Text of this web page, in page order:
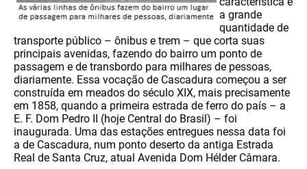
a grande
quantidade de
transporte público – ônibus e trem – que corta suas
principais avenidas, fazendo do bairro um ponto de
passagem e de transbordo para milhares de pessoas,
diariamente. Essa vocação de Cascadura começou a ser
construída em meados do século XIX, mais precisamente
em 1858, quando a primeira estrada de ferro do país – a
E. F. Dom Pedro II (hoje Central do Brasil) – foi
inaugurada. Uma das estações entregues nessa data foi
a de Cascadura, num ponto deserto da antiga Estrada
Real de Santa Cruz, atual Avenida Dom Hélder Câmara.